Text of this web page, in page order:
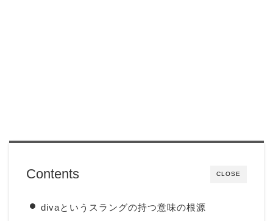
CLOSE
Contents
divaというスラングの持つ意味の根源